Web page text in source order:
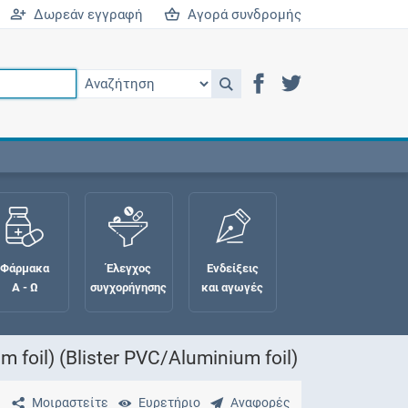
Δωρεάν εγγραφή Αγορά συνδρομής
Φάρμακα
Α - Ω
Έλεγχος
συγχορήγησης
Ενδείξεις
και αγωγές
foil) (Blister PVC/Aluminium foil)
Μοιραστείτε Ευρετήριο Αναφορές